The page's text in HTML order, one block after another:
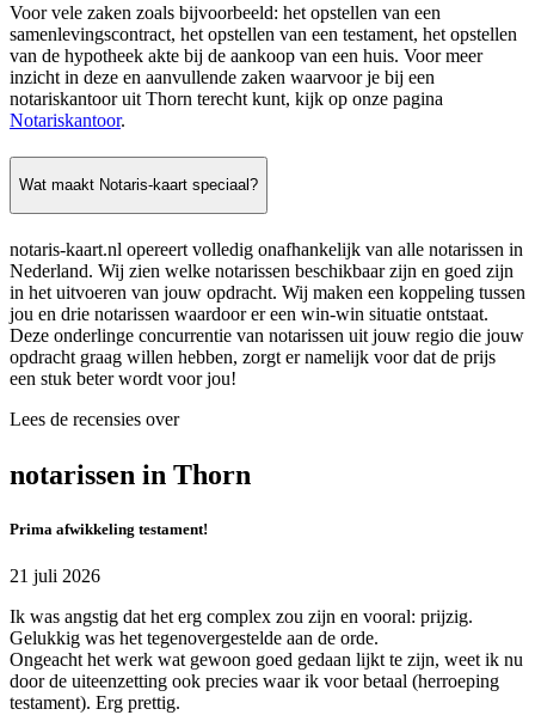
Voor vele zaken zoals bijvoorbeeld: het opstellen van een
samenlevingscontract, het opstellen van een testament, het opstellen
van de hypotheek akte bij de aankoop van een huis. Voor meer
inzicht in deze en aanvullende zaken waarvoor je bij een
notariskantoor uit Thorn terecht kunt, kijk op onze pagina
Notariskantoor.
Wat maakt Notaris-kaart speciaal?
notaris-kaart.nl opereert volledig onafhankelijk van alle notarissen in
Nederland. Wij zien welke notarissen beschikbaar zijn en goed zijn
in het uitvoeren van jouw opdracht. Wij maken een koppeling tussen
jou en drie notarissen waardoor er een win-win situatie ontstaat.
Deze onderlinge concurrentie van notarissen uit jouw regio die jouw
opdracht graag willen hebben, zorgt er namelijk voor dat de prijs
een stuk beter wordt voor jou!
Lees de recensies over
notarissen in Thorn
Prima afwikkeling testament!
21 juli 2026
Ik was angstig dat het erg complex zou zijn en vooral: prijzig.
Gelukkig was het tegenovergestelde aan de orde.
Ongeacht het werk wat gewoon goed gedaan lijkt te zijn, weet ik nu
door de uiteenzetting ook precies waar ik voor betaal (herroeping
testament). Erg prettig.